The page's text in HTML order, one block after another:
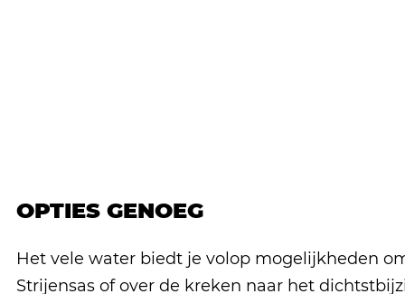
OPTIES GENOEG
Het vele water biedt je volop mogelijkheden
Strijensas of over de kreken naar het